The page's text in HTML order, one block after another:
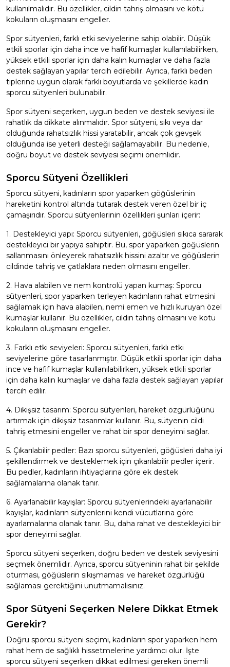
kullanılmalıdır. Bu özellikler, cildin tahriş olmasını ve kötü
kokuların oluşmasını engeller.
Spor sütyenleri, farklı etki seviyelerine sahip olabilir. Düşük
etkili sporlar için daha ince ve hafif kumaşlar kullanılabilirken,
yüksek etkili sporlar için daha kalın kumaşlar ve daha fazla
destek sağlayan yapılar tercih edilebilir. Ayrıca, farklı beden
tiplerine uygun olarak farklı boyutlarda ve şekillerde kadın
sporcu sütyenleri bulunabilir.
Spor sütyeni seçerken, uygun beden ve destek seviyesi ile
rahatlık da dikkate alınmalıdır. Spor sütyeni, sıkı veya dar
olduğunda rahatsızlık hissi yaratabilir, ancak çok gevşek
olduğunda ise yeterli desteği sağlamayabilir. Bu nedenle,
doğru boyut ve destek seviyesi seçimi önemlidir.
Sporcu Sütyeni Özellikleri
Sporcu sütyeni, kadınların spor yaparken göğüslerinin
hareketini kontrol altında tutarak destek veren özel bir iç
çamaşırıdır. Sporcu sütyenlerinin özellikleri şunları içerir:
1. Destekleyici yapı: Sporcu sütyenleri, göğüsleri sıkıca sararak
destekleyici bir yapıya sahiptir. Bu, spor yaparken göğüslerin
sallanmasını önleyerek rahatsızlık hissini azaltır ve göğüslerin
cildinde tahriş ve çatlaklara neden olmasını engeller.
2. Hava alabilen ve nem kontrolü yapan kumaş: Sporcu
sütyenleri, spor yaparken terleyen kadınların rahat etmesini
sağlamak için hava alabilen, nemi emen ve hızlı kuruyan özel
kumaşlar kullanır. Bu özellikler, cildin tahriş olmasını ve kötü
kokuların oluşmasını engeller.
3. Farklı etki seviyeleri: Sporcu sütyenleri, farklı etki
seviyelerine göre tasarlanmıştır. Düşük etkili sporlar için daha
ince ve hafif kumaşlar kullanılabilirken, yüksek etkili sporlar
için daha kalın kumaşlar ve daha fazla destek sağlayan yapılar
tercih edilir.
4. Dikişsiz tasarım: Sporcu sütyenleri, hareket özgürlüğünü
artırmak için dikişsiz tasarımlar kullanır. Bu, sütyenin cildi
tahriş etmesini engeller ve rahat bir spor deneyimi sağlar.
5. Çıkarılabilir pedler: Bazı sporcu sütyenleri, göğüsleri daha iyi
şekillendirmek ve desteklemek için çıkarılabilir pedler içerir.
Bu pedler, kadınların ihtiyaçlarına göre ek destek
sağlamalarına olanak tanır.
6. Ayarlanabilir kayışlar: Sporcu sütyenlerindeki ayarlanabilir
kayışlar, kadınların sütyenlerini kendi vücutlarına göre
ayarlamalarına olanak tanır. Bu, daha rahat ve destekleyici bir
spor deneyimi sağlar.
Sporcu sütyeni seçerken, doğru beden ve destek seviyesini
seçmek önemlidir. Ayrıca, sporcu sütyeninin rahat bir şekilde
oturması, göğüslerin sıkışmaması ve hareket özgürlüğü
sağlaması gerektiğini unutmamalısınız.
Spor Sütyeni Seçerken Nelere Dikkat Etmek
Gerekir?
Doğru sporcu sütyeni seçimi, kadınların spor yaparken hem
rahat hem de sağlıklı hissetmelerine yardımcı olur. İşte
sporcu sütyeni seçerken dikkat edilmesi gereken önemli